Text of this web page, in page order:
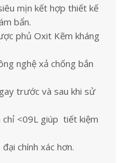
mịn kết hợp thiết kế
bẩn.
phủ Oxit Kẽm kháng
nghệ xả chống bắn
trước và sau khi sử
chỉ <09L giúp tiết kiệm
chính xác hơn.